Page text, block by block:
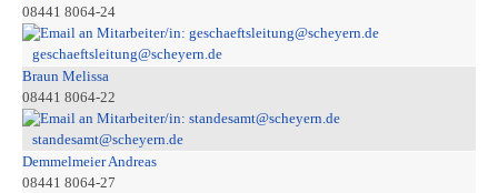
08441 8064-24
geschaeftsleitung@scheyern.de
Braun Melissa
08441 8064-22
standesamt@scheyern.de
Demmelmeier Andreas
08441 8064-27